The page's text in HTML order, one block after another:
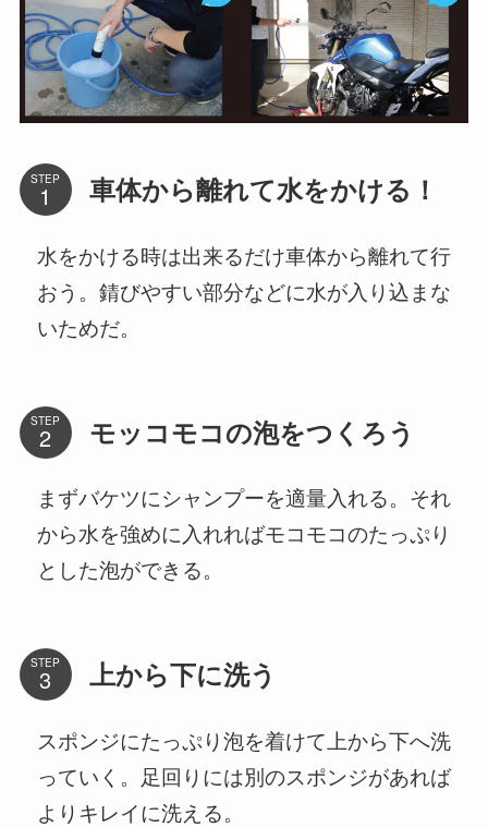
STEP 車体から離れて水をかける！
水をかける時は出来るだけ車体から離れて行
おう。錆びやすい部分などに水が入り込まな
いためだ。
STEP モッコモコの泡をつくろう
まずバケツにシャンプーを適量入れる。それ
から水を強めに入れればモコモコのたっぷり
とした泡ができる。
STEP 上から下に洗う
スポンジにたっぷり泡を着けて上から下へ洗
っていく。足回りには別のスポンジがあれば
よりキレイに洗える。